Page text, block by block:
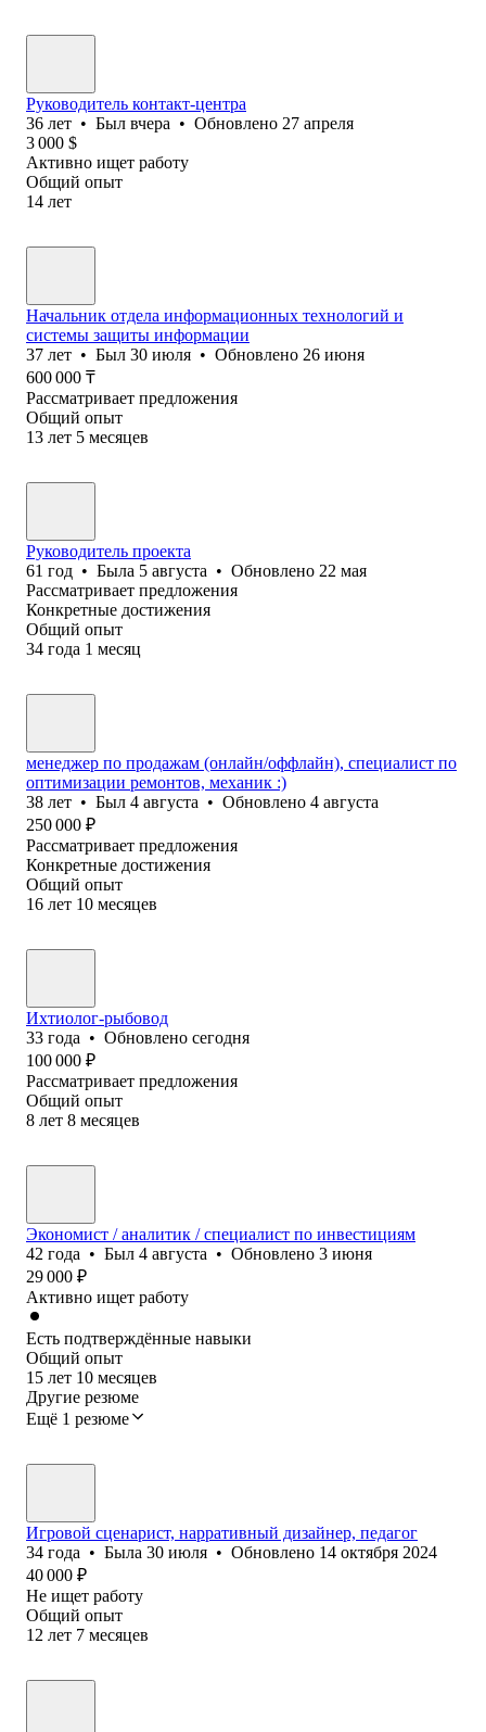
Руководитель контакт-центра
36 лет • Был вчера • Обновлено 27 апреля
3 000 $
Активно ищет работу
Общий опыт
14 лет
Начальник отдела информационных технологий и
системы защиты информации
37 лет • Был 30 июля • Обновлено 26 июня
600 000 ₸
Рассматривает предложения
Общий опыт
13 лет 5 месяцев
Руководитель проекта
61 год • Была 5 августа • Обновлено 22 мая
Рассматривает предложения
Конкретные достижения
Общий опыт
34 года 1 месяц
менеджер по продажам (онлайн/оффлайн), специалист по
оптимизации ремонтов, механик :)
38 лет • Был 4 августа • Обновлено 4 августа
250 000 ₽
Рассматривает предложения
Конкретные достижения
Общий опыт
16 лет 10 месяцев
Ихтиолог-рыбовод
33 года • Обновлено сегодня
100 000 ₽
Рассматривает предложения
Общий опыт
8 лет 8 месяцев
Экономист / аналитик / специалист по инвестициям
42 года • Был 4 августа • Обновлено 3 июня
29 000 ₽
Активно ищет работу
Есть подтверждённые навыки
Общий опыт
15 лет 10 месяцев
Другие резюме
Ещё 1 резюме
Игровой сценарист, нарративный дизайнер, педагог
34 года • Была 30 июля • Обновлено 14 октября 2024
40 000 ₽
Не ищет работу
Общий опыт
12 лет 7 месяцев